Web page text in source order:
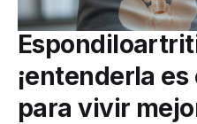
¡entenderla
para vivir